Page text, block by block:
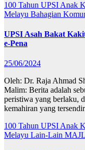
100 Tahun UPSI Anak
Melayu Bahagian
UPSI Asah Bakat
e-Pena
25/06/2024
Oleh: Dr. Raja Ahmad
Malim: Berita adalah
peristiwa yang berlaku,
kemahiran yang
100 Tahun UPSI Anak
Melayu Lain-Lain